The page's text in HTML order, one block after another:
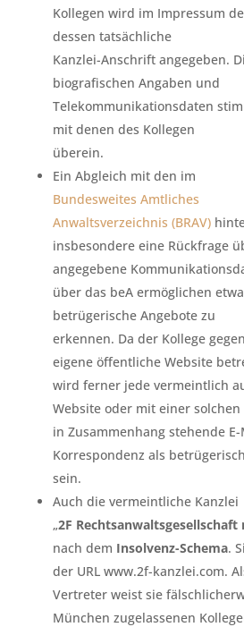
Kollegen wird im Impressum
dessen tatsächliche
Kanzlei-Anschrift angegeben.
biografischen Angaben und
Telekommunikationsdaten
mit denen des Kollegen
überein.
Ein Abgleich mit den im
Bundesweites Amtliches
Anwaltsverzeichnis (BRAV)
insbesondere eine Rückfrage
angegebene
über das beA ermöglichen
betrügerische Angebote zu
erkennen. Da der Kollege
eigene öffentliche Website
wird ferner jede vermeintlich
Website oder mit einer solchen
in Zusammenhang stehende
Korrespondenz als
sein.
Auch die vermeintliche Kanzlei
„2F Rechtsanwaltsgesellschaft
nach dem Insolvenz-Schema.
der URL www.2f-kanzlei.com.
Vertreter weist sie
München zugelassenen